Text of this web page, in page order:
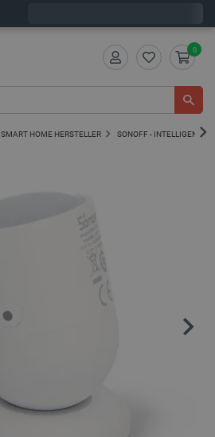
0
SMART HOME HERSTELLER SONOFF - INTELLIGENTE